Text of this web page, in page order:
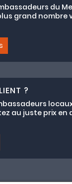
du
grand nombre
?
au juste prix en